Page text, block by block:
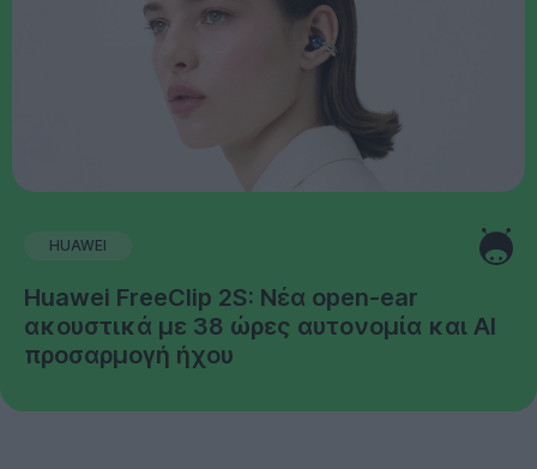
HUAWEI
Huawei FreeClip 2S: Νέα open-ear
ακουστικά με 38 ώρες αυτονομία και AI
προσαρμογή ήχου